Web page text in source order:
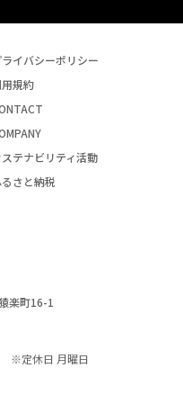
ライバシーポリシー
規約
テナビリティ活動
さと納税
楽町16-1
※定休日 月曜日